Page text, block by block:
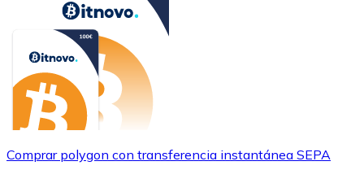
Comprar polygon con transferencia instantánea SEPA